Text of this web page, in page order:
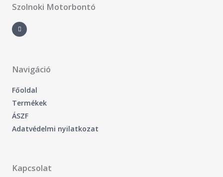
Szolnoki Motorbontó
a
c
e
-
f
Navigáció
Főoldal
Termékek
ÁSZF
Adatvédelmi nyilatkozat
Kapcsolat